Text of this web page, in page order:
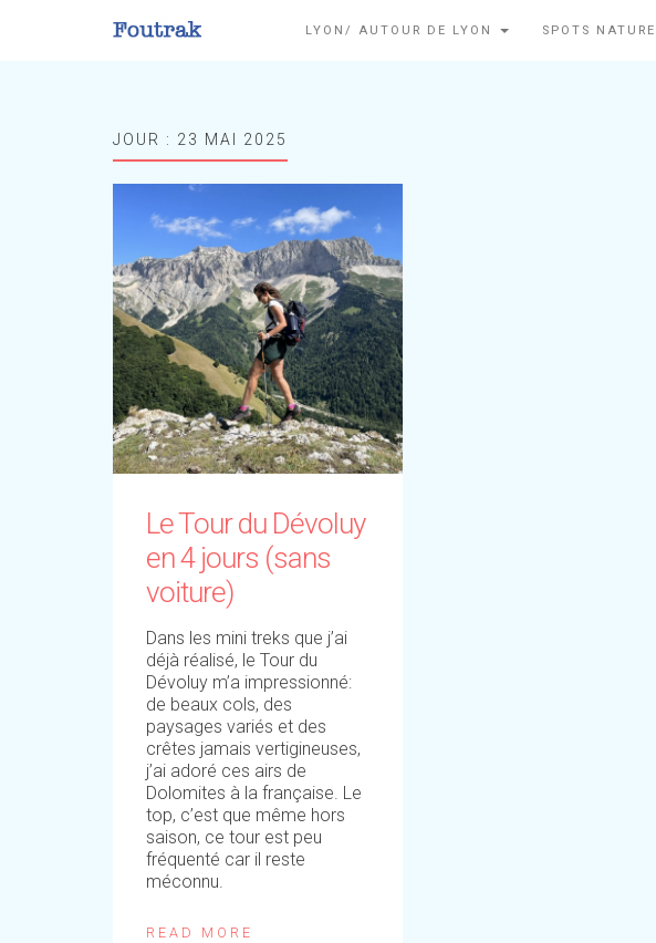
LYON/ AUTOUR DE LYON SPOTS NATURE
JOUR : 23 MAI 2025
Le Tour du Dévoluy
en 4 jours (sans
voiture)
Dans les mini treks que j’ai
déjà réalisé, le Tour du
Dévoluy m’a impressionné:
de beaux cols, des
paysages variés et des
crêtes jamais vertigineuses,
j’ai adoré ces airs de
Dolomites à la française. Le
top, c’est que même hors
saison, ce tour est peu
fréquenté car il reste
méconnu.
READ MORE